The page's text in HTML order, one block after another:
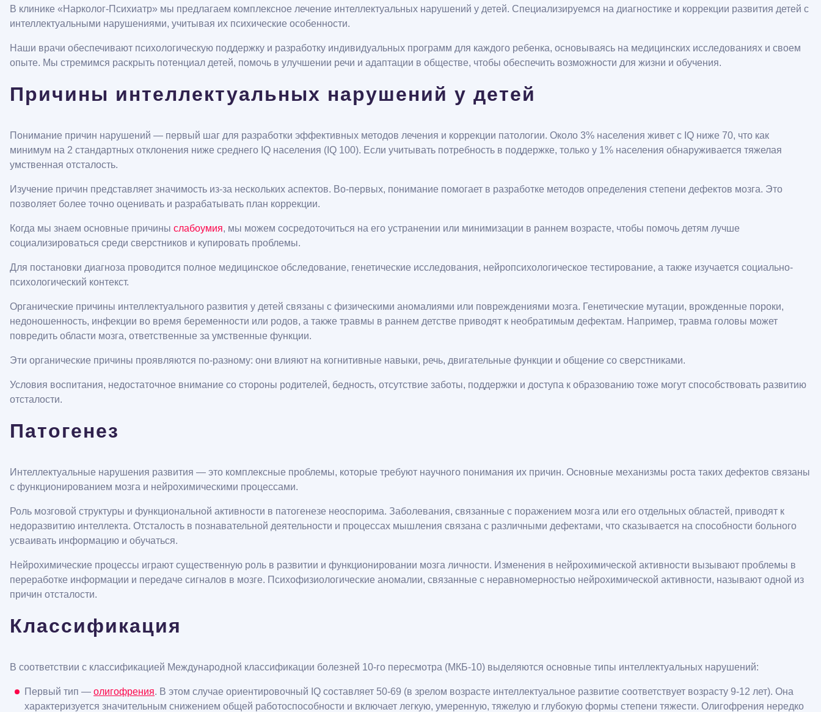
В клинике «Нарколог-Психиатр» мы предлагаем комплексное лечение интеллектуальных нарушений у детей. Специализируемся на диагностике и коррекции развития детей с
интеллектуальными нарушениями, учитывая их психические особенности.
Наши врачи обеспечивают психологическую поддержку и разработку индивидуальных программ для каждого ребенка, основываясь на медицинских исследованиях и своем
опыте. Мы стремимся раскрыть потенциал детей, помочь в улучшении речи и адаптации в обществе, чтобы обеспечить возможности для жизни и обучения.
Причины интеллектуальных нарушений у детей
Понимание причин нарушений — первый шаг для разработки эффективных методов лечения и коррекции патологии. Около 3% населения живет с IQ ниже 70, что как
минимум на 2 стандартных отклонения ниже среднего IQ населения (IQ 100). Если учитывать потребность в поддержке, только у 1% населения обнаруживается тяжелая
умственная отсталость.
Изучение причин представляет значимость из-за нескольких аспектов. Во-первых, понимание помогает в разработке методов определения степени дефектов мозга. Это
позволяет более точно оценивать и разрабатывать план коррекции.
Когда мы знаем основные причины слабоумия, мы можем сосредоточиться на его устранении или минимизации в раннем возрасте, чтобы помочь детям лучше
социализироваться среди сверстников и купировать проблемы.
Для постановки диагноза проводится полное медицинское обследование, генетические исследования, нейропсихологическое тестирование, а также изучается социально-
психологический контекст.
Органические причины интеллектуального развития у детей связаны с физическими аномалиями или повреждениями мозга. Генетические мутации, врожденные пороки,
недоношенность, инфекции во время беременности или родов, а также травмы в раннем детстве приводят к необратимым дефектам. Например, травма головы может
повредить области мозга, ответственные за умственные функции.
Эти органические причины проявляются по-разному: они влияют на когнитивные навыки, речь, двигательные функции и общение со сверстниками.
Условия воспитания, недостаточное внимание со стороны родителей, бедность, отсутствие заботы, поддержки и доступа к образованию тоже могут способствовать развитию
отсталости.
Патогенез
Интеллектуальные нарушения развития — это комплексные проблемы, которые требуют научного понимания их причин. Основные механизмы роста таких дефектов связаны
с функционированием мозга и нейрохимическими процессами.
Роль мозговой структуры и функциональной активности в патогенезе неоспорима. Заболевания, связанные с поражением мозга или его отдельных областей, приводят к
недоразвитию интеллекта. Отсталость в познавательной деятельности и процессах мышления связана с различными дефектами, что сказывается на способности больного
усваивать информацию и обучаться.
Нейрохимические процессы играют существенную роль в развитии и функционировании мозга личности. Изменения в нейрохимической активности вызывают проблемы в
переработке информации и передаче сигналов в мозге. Психофизиологические аномалии, связанные с неравномерностью нейрохимической активности, называют одной из
причин отсталости.
Классификация
В соответствии с классификацией Международной классификации болезней 10-го пересмотра (МКБ-10) выделяются основные типы интеллектуальных нарушений:
Первый тип — олигофрения. В этом случае ориентировочный IQ составляет 50-69 (в зрелом возрасте интеллектуальное развитие соответствует возрасту 9-12 лет). Она
характеризуется значительным снижением общей работоспособности и включает легкую, умеренную, тяжелую и глубокую формы степени тяжести. Олигофрения нередко